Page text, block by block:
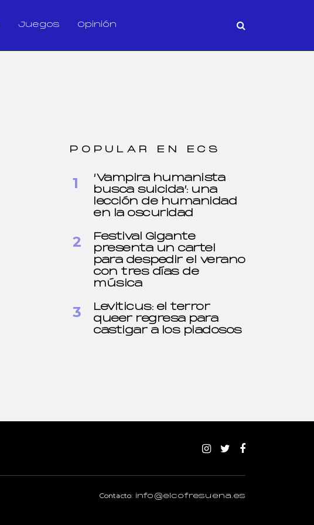
Juegos Opinión
POPULAR EN ECS
‘Vampira humanista
busca suicida’: una
lección de humanidad
en la oscuridad
Festival Gigante
presenta un cartel
para despedir el verano
con tres días de
música
Leviticus: el terror
queer regresa para
castigar a los piadosos
Contacto: info@elcofresuena.es